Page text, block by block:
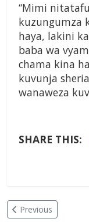
“Mimi
kuzungumza
haya, lakini
baba wa
chama kina
kuvunja
wanaweza
SHARE THIS:
Previous